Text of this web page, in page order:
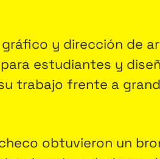
y dirección de
estudiantes y
trabajo frente a
obtuvieron un